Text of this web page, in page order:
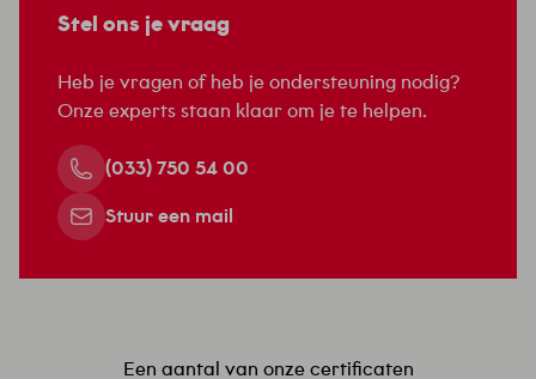
Stel ons je vraag
Heb je vragen of heb je ondersteuning nodig?
Onze experts staan klaar om je te helpen.
(033) 750 54 00
Stuur een mail
Een aantal van onze certificaten